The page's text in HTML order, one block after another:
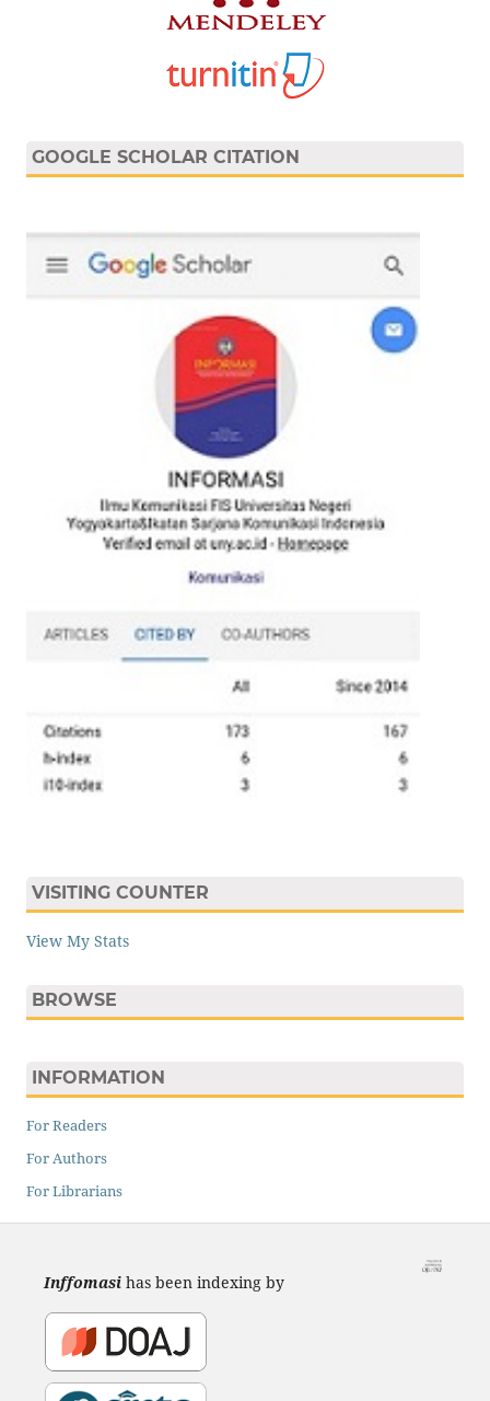
GOOGLE SCHOLAR CITATION
VISITING COUNTER
View My Stats
BROWSE
INFORMATION
For Readers
For Authors
For Librarians
Inffomasihas been indexing by